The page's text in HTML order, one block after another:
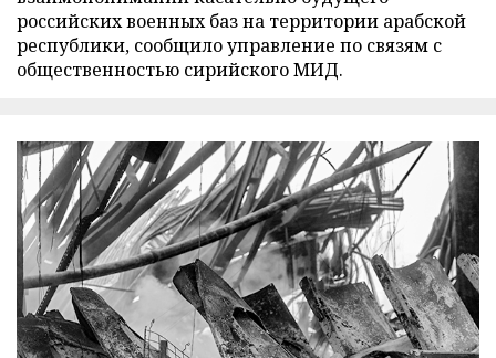
российских военных баз на территории арабской
республики, сообщило управление по связям с
общественностью сирийского МИД.